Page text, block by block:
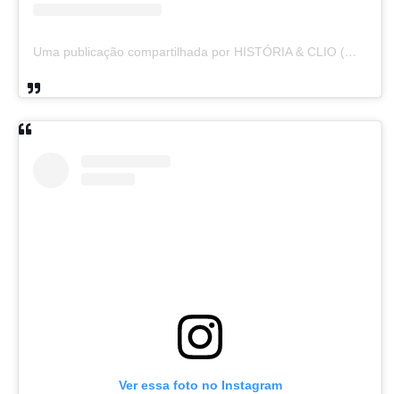
Uma publicação compartilhada por HISTÓRIA & CLIO (@historiaeclio)
Ver essa foto no Instagram